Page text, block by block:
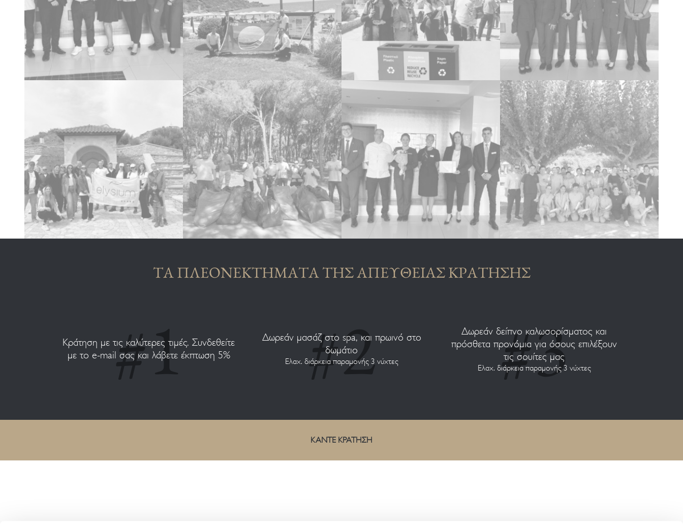
ΤΑ ΠΛΕΟΝΕΚΤΗΜΑΤΑ ΤΗΣ ΑΠΕΥΘΕΙΑΣ ΚΡΑΤΗΣΗΣ
Κράτηση με τις καλύτερες τιμές. Συνδεθείτε
με το e-mail σας και λάβετε έκπτωση 5%
Δωρεάν μασάζ στο spa, και πρωινό στο
δωμάτιο
Ελαχ. διάρκεια παραμονής 3 νύχτες
Δωρεάν δείπνο καλωσορίσματος και
πρόσθετα προνόμια για όσους επιλέξουν
τις σουίτες μας
Ελαχ. διάρκεια παραμονής 3 νύχτες
ΚΑΝΤΕ ΚΡΑΤΗΣΗ